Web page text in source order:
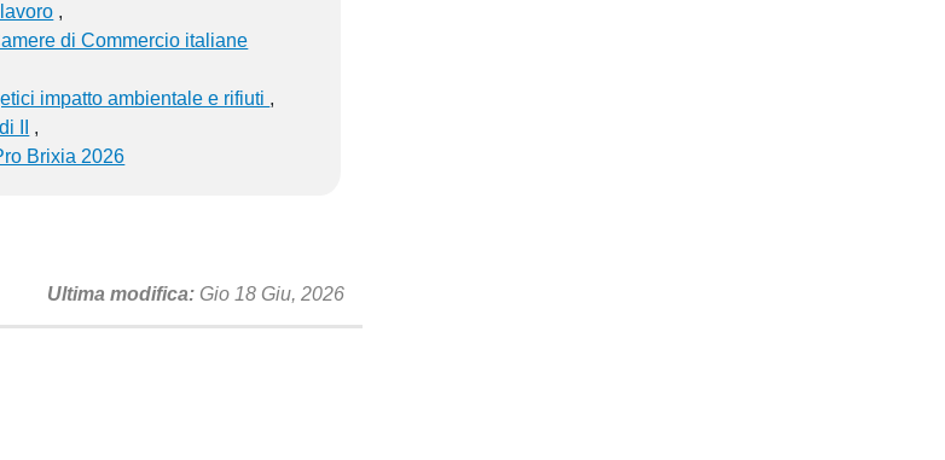
di Commercio italiane
impatto ambientale e rifiuti
II
Brixia 2026
Ultima modifica Gio 18 Giu, 2026